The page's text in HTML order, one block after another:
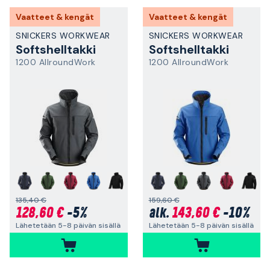
Vaatteet & kengät
SNICKERS WORKWEAR
Softshelltakki
1200 AllroundWork
135,40 €
128,60 €-5%
Lähetetään 5-8 päivän sisällä
Vaatteet & kengät
SNICKERS WORKWEAR
Softshelltakki
1200 AllroundWork
159,60 €
alk. 143,60 €-10%
Lähetetään 5-8 päivän sisällä